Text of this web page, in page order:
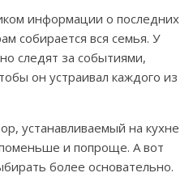
информации о последних
собирается вся семья. У
следят за событиями,
он устраивал каждого из
устанавливаемый на кухне
и попроще. А вот
более основательно.